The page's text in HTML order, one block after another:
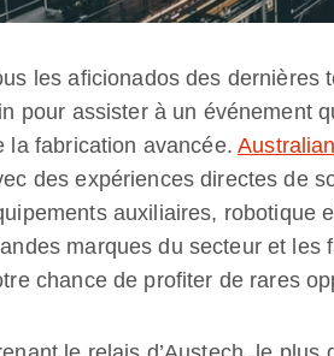
les aficionados des dernières
pour assister à un événement
la fabrication avancée.
des expériences directes de
auxiliaires, robotique
marques du secteur et les
chance de profiter de rares